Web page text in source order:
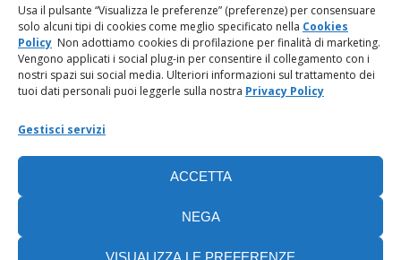
Usa il pulsante “Visualizza le preferenze” (preferenze) per consensuare
solo alcuni tipi di cookies come meglio specificato nella Cookies
Policy Non adottiamo cookies di profilazione per finalità di marketing.
Vengono applicati i social plug-in per consentire il collegamento con i
nostri spazi sui social media. Ulteriori informazioni sul trattamento dei
tuoi dati personali puoi leggerle sulla nostra Privacy Policy
Gestisci servizi
ACCETTA
NEGA
VISUALIZZA LE PREFERENZE
Regolamento categorie particolari di dati personali e dati
giudiziari
Amministrazione Trasparente
Cookie Policy (UE)